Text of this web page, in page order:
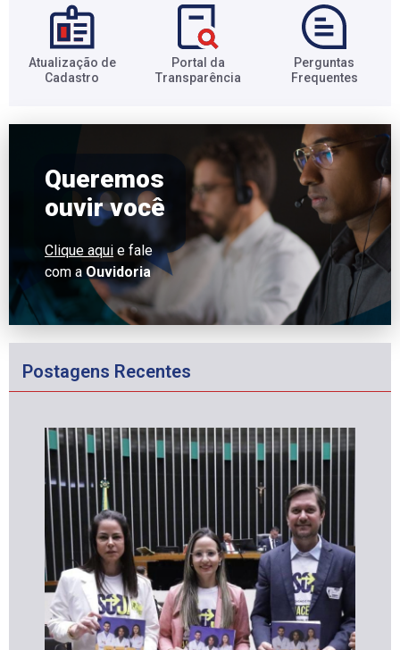
Atualização de
Cadastro​
Portal da
Transparência​
Perguntas
Frequentes​
Queremos
ouvir você
Clique aqui e fale
com aOuvidoria
Postagens Recentes